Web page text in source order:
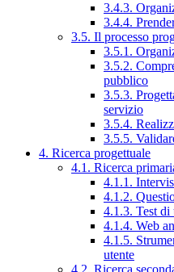
3.4.3.
3.4.4.
3.5. Il processo
3.5.1.
3.5.2.
pubblico
3.5.3.
servizio
3.5.4.
3.5.5.
4. Ricerca progettuale
4.1. Ricerca
4.1.1.
4.1.2.
4.1.3. Test di
4.1.4. Web
4.1.5.
utente
4.2. Ricerca